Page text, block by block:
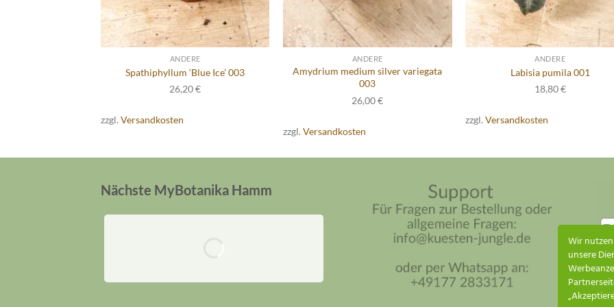
ANDERE
Spathiphyllum ‘Blue Ice’ 003
26,20€
zzgl.Versandkosten
ANDERE
Amydrium medium silver variegata
003
26,00€
zzgl.Versandkosten
ANDERE
Labisia pumila 001
18,80€
zzgl.Versandkosten
Nächste MyBotanika Hamm
Wir
unsere